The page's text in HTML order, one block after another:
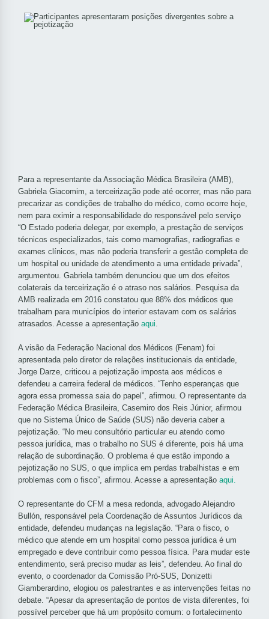
Para a representante da Associação Médica Brasileira (AMB),
Gabriela Giacomim, a terceirização pode até ocorrer, mas não para
precarizar as condições de trabalho do médico, como ocorre hoje,
nem para eximir a responsabilidade do responsável pelo serviço
“O Estado poderia delegar, por exemplo, a prestação de serviços
técnicos especializados, tais como mamografias, radiografias e
exames clínicos, mas não poderia transferir a gestão completa de
um hospital ou unidade de atendimento a uma entidade privada”,
argumentou. Gabriela também denunciou que um dos efeitos
colaterais da terceirização é o atraso nos salários. Pesquisa da
AMB realizada em 2016 constatou que 88% dos médicos que
trabalham para municípios do interior estavam com os salários
atrasados. Acesse a apresentação aqui.
A visão da Federação Nacional dos Médicos (Fenam) foi
apresentada pelo diretor de relações institucionais da entidade,
Jorge Darze, criticou a pejotização imposta aos médicos e
defendeu a carreira federal de médicos. “Tenho esperanças que
agora essa promessa saia do papel”, afirmou. O representante da
Federação Médica Brasileira, Casemiro dos Reis Júnior, afirmou
que no Sistema Único de Saúde (SUS) não deveria caber a
pejotização. “No meu consultório particular eu atendo como
pessoa jurídica, mas o trabalho no SUS é diferente, pois há uma
relação de subordinação. O problema é que estão impondo a
pejotização no SUS, o que implica em perdas trabalhistas e em
problemas com o fisco”, afirmou. Acesse a apresentação aqui.
O representante do CFM a mesa redonda, advogado Alejandro
Bullón, responsável pela Coordenação de Assuntos Jurídicos da
entidade, defendeu mudanças na legislação. “Para o fisco, o
médico que atende em um hospital como pessoa jurídica é um
empregado e deve contribuir como pessoa física. Para mudar este
entendimento, será preciso mudar as leis”, defendeu. Ao final do
evento, o coordenador da Comissão Pró-SUS, Donizetti
Giamberardino, elogiou os palestrantes e as intervenções feitas no
debate. “Apesar da apresentação de pontos de vista diferentes, foi
possível perceber que há um propósito comum: o fortalecimento